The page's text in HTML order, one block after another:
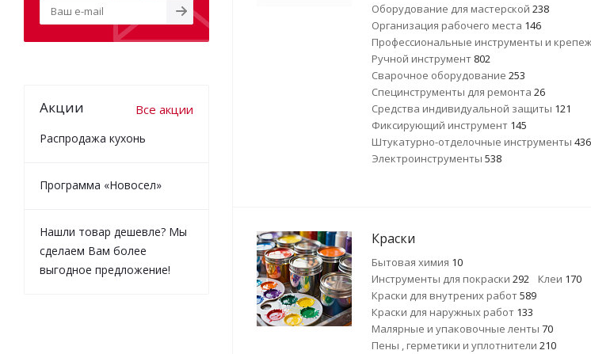
Оборудование для мастерской 238
Организация рабочего места 146
Профессиональные инструменты и крепеж
Ручной инструмент 802
Сварочное оборудование 253
Специнструменты для ремонта 26
Средства индивидуальной защиты 121
Фиксирующий инструмент 145
Штукатурно-отделочные инструменты 436
Электроинструменты 538
Краски
Бытовая химия 10
Инструменты для покраски 292 Клеи 170
Краски для внутрених работ589
Краски для наружных работ 133
Малярные и упаковочные ленты 70
Пены , герметики и уплотнители 210
Акции Все акции
Распродажа кухонь
Программа «Новосел»
Нашли товар дешевле? Мы
сделаем Вам более
выгодное предложение!